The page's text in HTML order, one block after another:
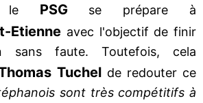
le PSGse prépare à
Etienne avec l'objectif de finir
sans faute. Toutefois, cela
Tuchel de redouter ce
sont très compétitifs à